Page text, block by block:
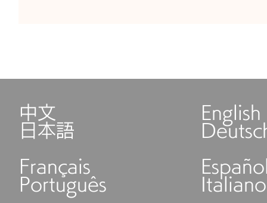
中文 English
日本語
Français
Português Italiano